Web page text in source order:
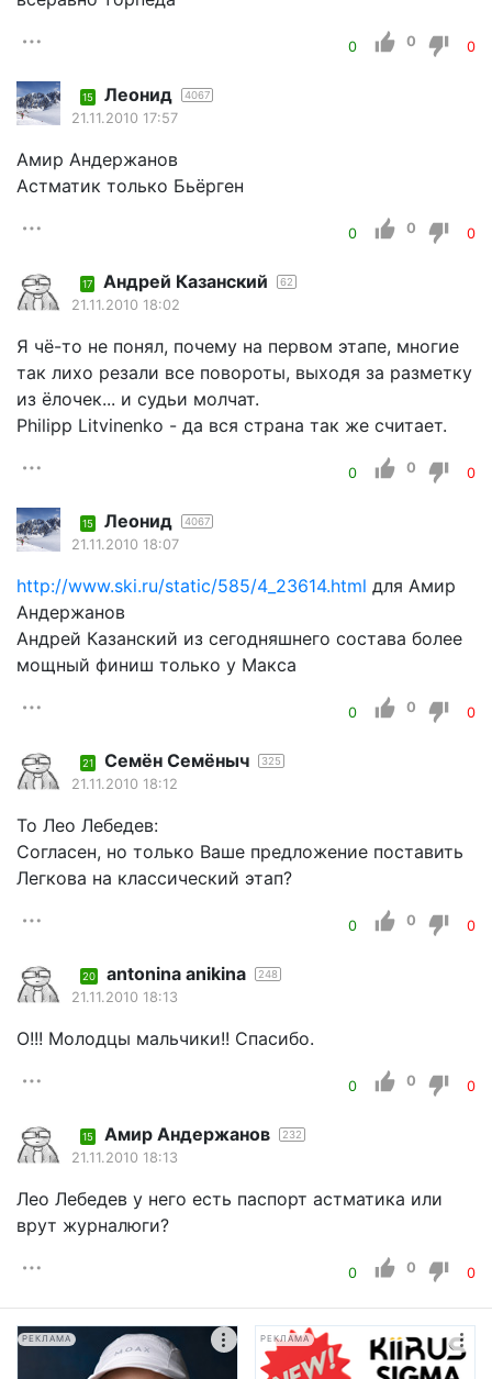
0 0 0
15 Леонид 4067
21.11.2010 17:57
Амир Андержанов
Астматик только Бьёрген
0 0 0
17 Андрей Казанский 62
21.11.2010 18:02
Я чё-то не понял, почему на первом этапе, многие
так лихо резали все повороты, выходя за разметку
из ёлочек... и судьи молчат.
Philipp Litvinenko - да вся страна так же считает.
0 0 0
15 Леонид 4067
21.11.2010 18:07
http://www.ski.ru/static/585/4_23614.html для Амир
Андержанов
Андрей Казанский из сегодняшнего состава более
мощный финиш только у Макса
0 0 0
21 Семён Семёныч 325
21.11.2010 18:12
To Лео Лебедев:
Согласен, но только Ваше предложение поставить
Легкова на классический этап?
0 0 0
20 antonina anikina 248
21.11.2010 18:13
О!!! Молодцы мальчики!! Спасибо.
0 0 0
15 Амир Андержанов 232
21.11.2010 18:13
Лео Лебедев у него есть паспорт астматика или
врут журналюги?
0 0 0
РЕКЛАМА РЕКЛАМА